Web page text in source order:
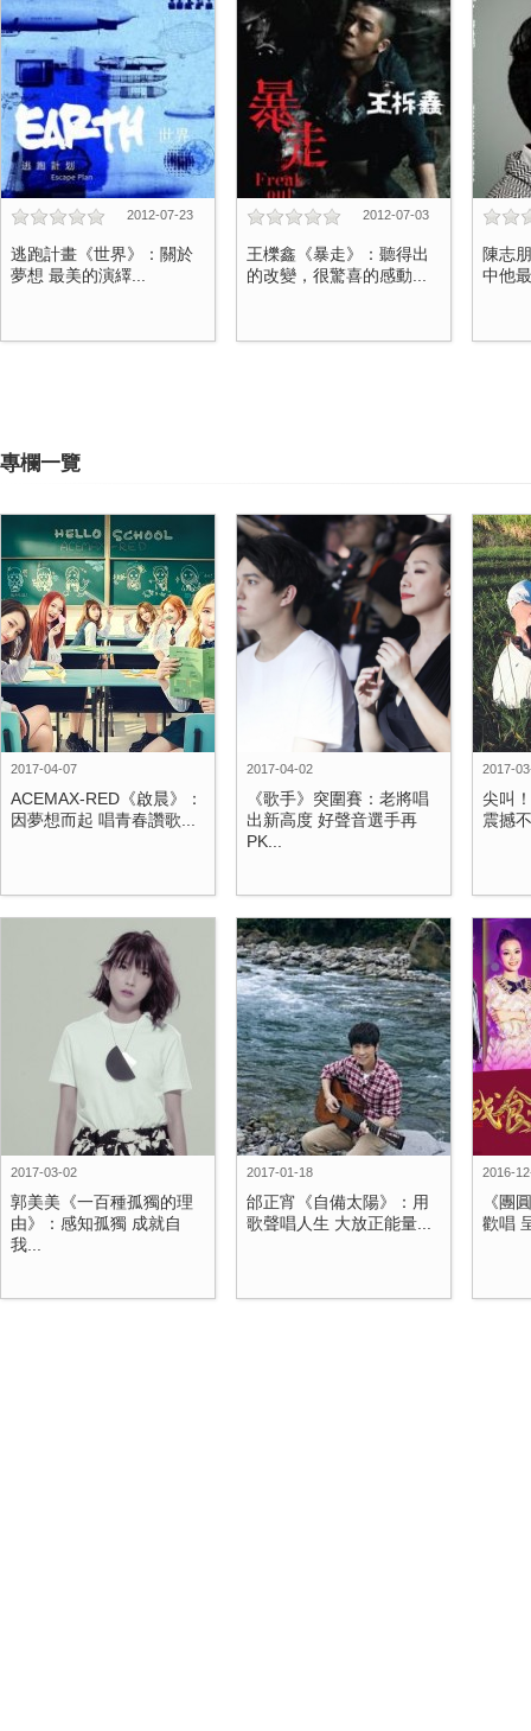
2012-07-23
逃跑計畫《世界》：關於
夢想 最美的演繹...
2012-07-03
王櫟鑫《暴走》：聽得出
的改變，很驚喜的感動...
陳志
中他
專欄一覽
2017-04-07
ACEMAX-RED《啟晨》：
因夢想而起 唱青春讚歌...
2017-04-02
《歌手》突圍賽：老將唱
出新高度 好聲音選手再
PK...
2017-
尖叫
震撼
2017-03-02
郭美美《一百種孤獨的理
由》：感知孤獨 成就自
我...
2017-01-18
邰正宵《自備太陽》：用
歌聲唱人生 大放正能量...
2016-
《團
歡唱